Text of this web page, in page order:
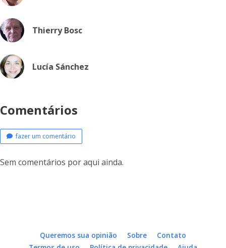
Thierry Bosc
Lucía Sánchez
Comentários
fazer um comentário
Sem comentários por aqui ainda.
Queremos sua opinião Sobre
Contato